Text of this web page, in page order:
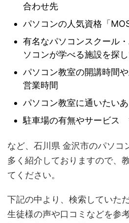
合わせ先
パソコンの人気資格「
有名なパソコンスクール
ソコンが学べる施設を探
パソコン教室の開講時間
営業時間
パソコン教室に通いたい
駐車場の有無やサービス
など、石川県 金沢市のパソコ
多く紹介しておりますので、
てください。
下記の中より、検索していた
生徒様の声や口コミなどを参